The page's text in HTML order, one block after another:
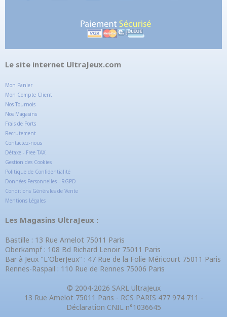
Le site internet UltraJeux.com
Mon Panier
Mon Compte Client
Nos Tournois
Nos Magasins
Frais de Ports
Recrutement
Contactez-nous
Détaxe - Free TAX
Gestion des Cookies
Politique de Confidentialité
Données Personnelles - RGPD
Conditions Générales de Vente
Mentions Légales
Les Magasins UltraJeux :
Bastille : 13 Rue Amelot 75011 Paris
Oberkampf : 108 Bd Richard Lenoir 75011 Paris
Bar à Jeux "L'OberJeux" : 47 Rue de la Folie Méricourt 75011 Paris
Rennes-Raspail : 110 Rue de Rennes 75006 Paris
© 2004-2026 SARL UltraJeux
13 Rue Amelot 75011 Paris - RCS PARIS 477 974 711 -
Déclaration CNIL n°1036645